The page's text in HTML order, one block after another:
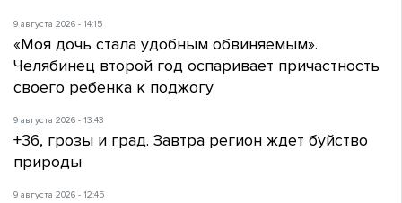
9 августа 2026 - 14:15
«Моя дочь стала удобным обвиняемым».
Челябинец второй год оспаривает причастность
своего ребенка к поджогу
9 августа 2026 - 13:43
+36, грозы и град. Завтра регион ждет буйство
природы
9 августа 2026 - 12:45